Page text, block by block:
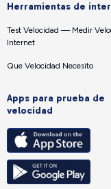
Herramientas de
Test Velocidad — Medir
Internet
Que Velocidad Necesito
Apps para prueba de
velocidad